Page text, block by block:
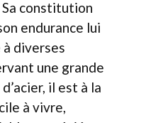
constitution
endurance lui
diverses
une grande
il est à la
à vivre,